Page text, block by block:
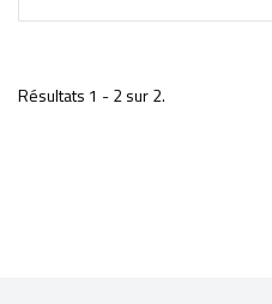
Résultats 1 - 2 sur 2.